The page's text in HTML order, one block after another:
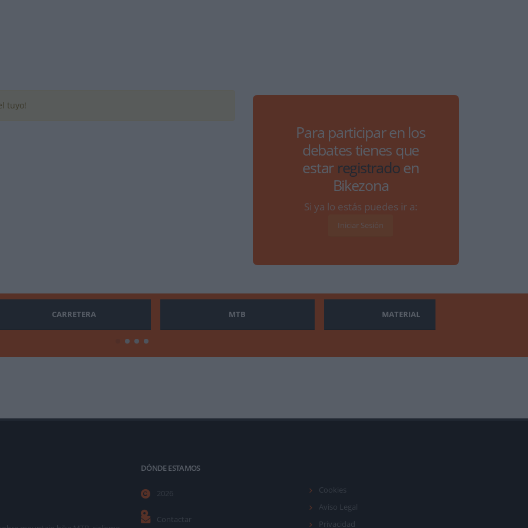
tuyo!
Para participar en los
debates tienes que
estar registradoen
Bikezona
Si ya lo estás puedes ir a:
Iniciar Sesión
CARRETERA MTB MATERIAL
DÓNDE ESTAMOS
2026
Contactar
Cookies
Aviso Legal
Privacidad